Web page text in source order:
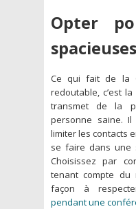
Opter
spacieuses
Ce qui fait de la
redoutable, c’est
transmet de la
personne saine.
limiter les contacts
se faire dans une
Choisissez par
tenant compte du
façon à
pendant une